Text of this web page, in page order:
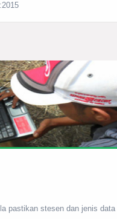
pastikan stesen dan jenis data